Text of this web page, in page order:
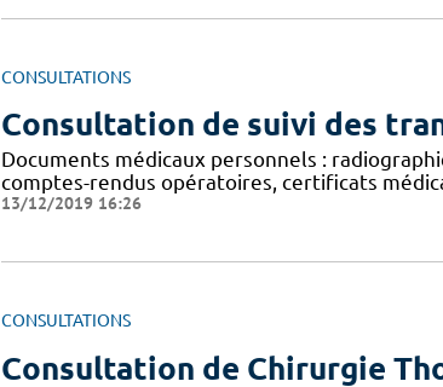
CONSULTATIONS
Consultation de suivi des
Documents médicaux personnels :
comptes-rendus opératoires, certificats
13/12/2019 16:26
CONSULTATIONS
Consultation de Chirurgie